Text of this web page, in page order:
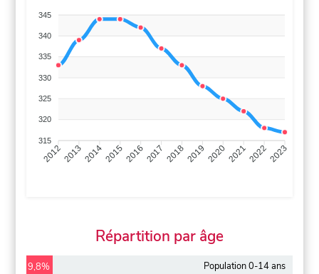
345
340
335
330
325
320
315
201220132014201520162017 20182019 2020202120222023
Répartition par âge
9,8% Population 0-14 ans